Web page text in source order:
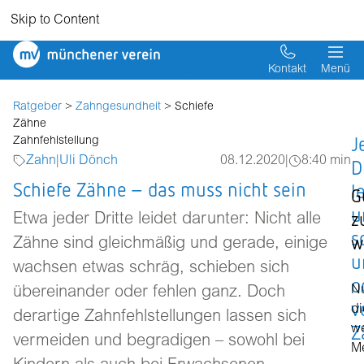
Skip to Content
Münchener
Kontakt Menü
Ratgeber > Zahngesundheit > Schiefe
Zähne
Zahnfehlstellung
Zahn Uli Dönch 08.12.2020 8:40 min
Schiefe Zähne – das muss nicht sein
Etwa jeder Dritte leidet darunter: Nicht alle
Zähne sind gleichmäßig und gerade, einige
wachsen etwas schräg, schieben sich
übereinander oder fehlen ganz. Doch
derartige Zahnfehlstellungen lassen sich
vermeiden und begradigen – sowohl bei